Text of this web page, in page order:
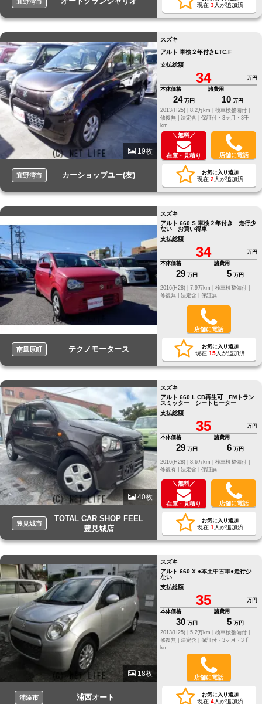
現在 3人が追加済
19枚
宜野湾市 カーショップユー(友)
スズキ
アルト 車検２年付きETC.F
支払総額
34
万円
本体価格
24 万円
諸費用
10 万円
2013(H25) |
8.2万km |
検車検整備付 |
修復無 | 法定含 | 保証付・3ヶ月・3千
km
＼無料／
在庫・見積り 店舗に電話
お気に入り追加
現在 2 人が追加済
南風原町 テクノモータース
スズキ
アルト 660 S 車検２年付き 走行少
ない お買い得車
支払総額
34
万円
本体価格
29 万円
諸費用
5 万円
修復無 | 法定含 | 保証無
店舗に電話
お気に入り追加
現在 15人が追加済
40枚
豊見城市
TOTAL CAR SHOP FEEL
豊見城店
スズキ
アルト 660 L CD再生可 FMトラン
スミッター シートヒーター
支払総額
35
万円
本体価格
29 万円
諸費用
6 万円
修復有 | 法定含 | 保証無
＼無料／
在庫・見積り 店舗に電話
お気に入り追加
現在 1 人が追加済
18枚
浦添市 浦西オート
スズキ
アルト 660 X ●本土中古車●走行少
ない
支払総額
35
万円
本体価格
30 万円
諸費用
5 万円
2013(H25) |
5.2万km |
検車検整備付 |
修復無 | 法定含 | 保証付・3ヶ月・3千
km
店舗に電話
お気に入り追加
現在 4人が追加済